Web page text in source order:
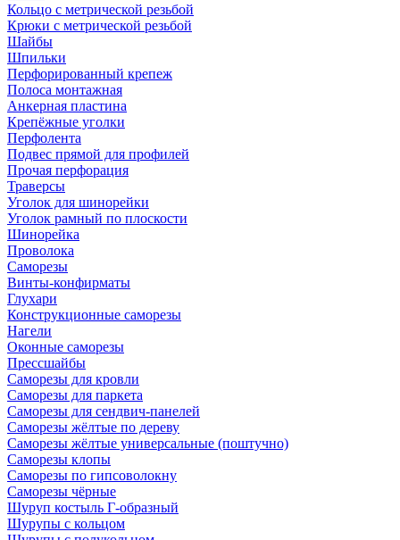
Кольцо с метрической резьбой
Крюки с метрической резьбой
Шайбы
Шпильки
Перфорированный крепеж
Полоса монтажная
Анкерная пластина
Крепёжные уголки
Перфолента
Подвес прямой для профилей
Прочая перфорация
Траверсы
Уголок для шинорейки
Уголок рамный по плоскости
Шинорейка
Проволока
Саморезы
Винты-конфирматы
Глухари
Конструкционные саморезы
Нагели
Оконные саморезы
Прессшайбы
Саморезы для кровли
Саморезы для паркета
Саморезы для сендвич-панелей
Саморезы жёлтые по дереву
Саморезы жёлтые универсальные (поштучно)
Саморезы клопы
Саморезы по гипсоволокну
Саморезы чёрные
Шуруп костыль Г-образный
Шурупы с кольцом